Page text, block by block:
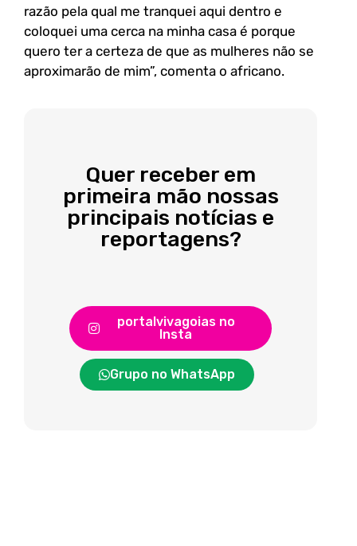
razão pela qual me tranquei aqui dentro e
coloquei uma cerca na minha casa é porque
quero ter a certeza de que as mulheres não se
aproximarão de mim”, comenta o africano.
Quer receber em
primeira mão nossas
principais notícias e
reportagens?
portalvivagoias no
Insta
Grupo no WhatsApp